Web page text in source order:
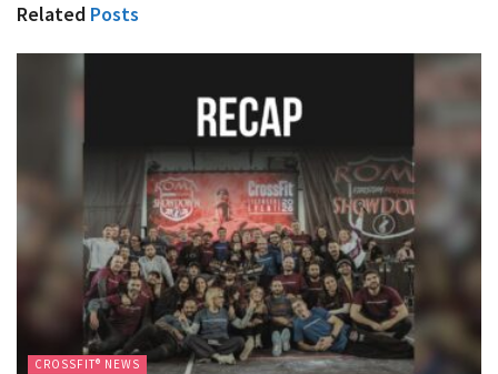
Related Posts
CROSSFIT® NEWS